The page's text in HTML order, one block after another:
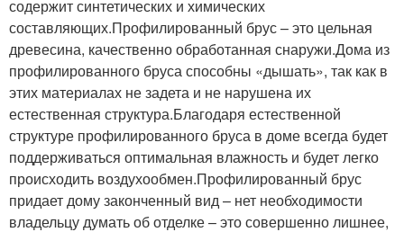
содержит синтетических и химических
составляющих.Профилированный брус – это цельная
древесина, качественно обработанная снаружи.Дома из
профилированного бруса способны «дышать», так как в
этих материалах не задета и не нарушена их
естественная структура.Благодаря естественной
структуре профилированного бруса в доме всегда будет
поддерживаться оптимальная влажность и будет легко
происходить воздухообмен.Профилированный брус
придает дому законченный вид – нет необходимости
владельцу думать об отделке – это совершенно лишнее,